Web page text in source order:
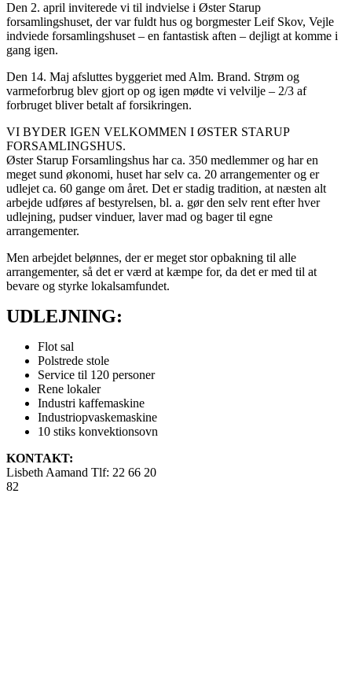
Den 2. april inviterede vi til indvielse i Øster Starup
forsamlingshuset, der var fuldt hus og borgmester Leif Skov, Vejle
indviede forsamlingshuset – en fantastisk aften – dejligt at komme i
gang igen.
Den 14. Maj afsluttes byggeriet med Alm. Brand. Strøm og
varmeforbrug blev gjort op og igen mødte vi velvilje – 2/3 af
forbruget bliver betalt af forsikringen.
VI BYDER IGEN VELKOMMEN I ØSTER STARUP
FORSAMLINGSHUS.
Øster Starup Forsamlingshus har ca. 350 medlemmer og har en
meget sund økonomi, huset har selv ca. 20 arrangementer og er
udlejet ca. 60 gange om året. Det er stadig tradition, at næsten alt
arbejde udføres af bestyrelsen, bl. a. gør den selv rent efter hver
udlejning, pudser vinduer, laver mad og bager til egne
arrangementer.
Men arbejdet belønnes, der er meget stor opbakning til alle
arrangementer, så det er værd at kæmpe for, da det er med til at
bevare og styrke lokalsamfundet.
UDLEJNING:
Flot sal
Polstrede stole
Service til 120 personer
Rene lokaler
Industri kaffemaskine
Industriopvaskemaskine
10 stiks konvektionsovn
KONTAKT:
Lisbeth Aamand Tlf: 22 66 20
82